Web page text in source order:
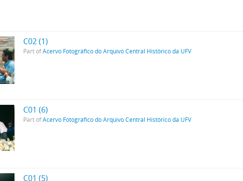
C02 (1)
Part ofAcervo Fotográfico do Arquivo Central Histórico da UFV
C01 (6)
Part ofAcervo Fotográfico do Arquivo Central Histórico da UFV
C01 (5)